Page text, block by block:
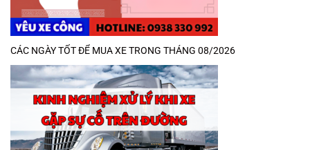
CÁC NGÀY TỐT ĐỂ MUA XE TRONG THÁNG 08/2026